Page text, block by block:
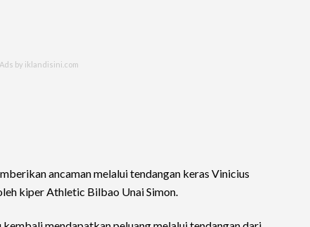
ancaman melalui tendangan keras Vinicius
kiper Athletic Bilbao Unai Simon.